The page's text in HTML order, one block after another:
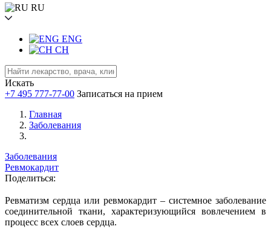
RU
ENG
CH
Искать
+7 495 777-77-00 Записаться на прием
Главная
Заболевания
Заболевания
Ревмокардит
Поделиться:
Ревматизм сердца или ревмокардит – системное заболевание
соединительной ткани, характеризующийся вовлечением в
процесс всех слоев сердца.